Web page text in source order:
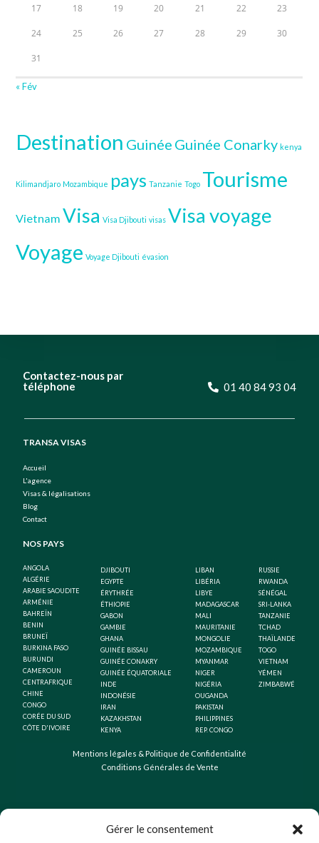
Gérer le consentement
17 18 19 20 21 22 23
24 25 26 27 28 29 30
31
« Fév
Destination Guinée Guinée Conarky kenya
Kilimandjaro Mozambique pays Tanzanie Togo Tourisme
Vietnam Visa Visa Djibouti visas Visa voyage
Voyage Voyage Djibouti évasion
Contactez-nous par
téléphone
01 40 84 93 04
TRANSA VISAS
Accueil
L'agence
Visas & légalisations
Blog
Contact
NOS PAYS
ANGOLA
ALGÉRIE
ARABIE SAOUDITE
ARMÉNIE
BAHREÏN
BENIN
BRUNEÏ
BURKINA FASO
BURUNDI
CAMEROUN
CENTRAFRIQUE
CHINE
CONGO
CORÉE DU SUD
CÔTE D'IVOIRE
DJIBOUTI
EGYPTE
ÉRYTHRÉE
ÉTHIOPIE
GABON
GAMBIE
GHANA
GUINÉE BISSAU
GUINÉE CONAKRY
GUINÉE ÉQUATORIALE
INDE
INDONÉSIE
IRAN
KAZAKHSTAN
KENYA
LIBAN
LIBÉRIA
LIBYE
MADAGASCAR
MALI
MAURITANIE
MONGOLIE
MOZAMBIQUE
MYANMAR
NIGER
NIGÉRIA
OUGANDA
PAKISTAN
PHILIPPINES
REP. CONGO
RUSSIE
RWANDA
SÉNÉGAL
SRI-LANKA
TANZANIE
TCHAD
THAÏLANDE
TOGO
VIETNAM
YÉMEN
ZIMBABWÉ
Mentions légales & Politique de Confidentialité
Conditions Générales de Vente